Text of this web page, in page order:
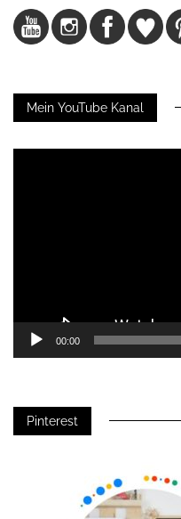
Mein YouTube Kanal
00:00
Pinterest